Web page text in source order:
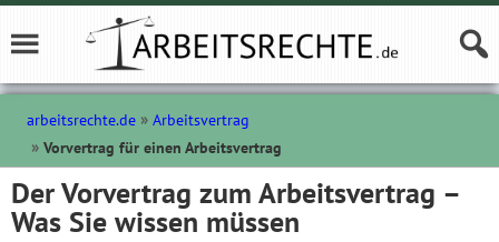
arbeitsrechte.de
Arbeitsvertrag
Vorvertrag für einen Arbeitsvertrag
Der Vorvertrag zum Arbeitsvertrag –
Was Sie wissen müssen